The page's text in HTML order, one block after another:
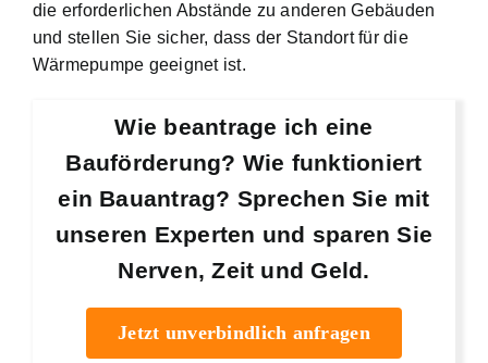
die erforderlichen Abstände zu anderen Gebäuden
und stellen Sie sicher, dass der Standort für die
Wärmepumpe geeignet ist.
Wie beantrage ich eine
Bauförderung? Wie funktioniert
ein Bauantrag? Sprechen Sie mit
unseren Experten und sparen Sie
Nerven, Zeit und Geld.
Jetzt unverbindlich anfragen